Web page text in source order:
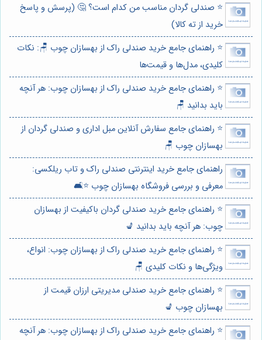
⭐️ صندلی گردان مناسب من کدام است؟ 🤔 (پرسش و پاسخ
خرید از ته کالا)
⭐️ راهنمای جامع خرید صندلی راک از بهسازان چوب 🪑: نکات
کلیدی، مدل‌ها و قیمت‌ها
⭐️ راهنمای جامع خرید صندلی راک از بهسازان چوب: هر آنچه
باید بدانید 🪑
⭐️ راهنمای جامع سفارش آنلاین مبل اداری و صندلی گردان از
بهسازان چوب 🪑
راهنمای جامع خرید اینترنتی صندلی راک و تاب ریلکسی:
معرفی و بررسی فروشگاه بهسازان چوب ⭐️🛋️
⭐️ راهنمای جامع خرید صندلی گردان باکیفیت از بهسازان
چوب: هر آنچه باید بدانید 💺
⭐️ راهنمای جامع خرید صندلی راک از بهسازان چوب: انواع،
ویژگی‌ها و نکات کلیدی 🪑
⭐️ راهنمای جامع خرید صندلی مدیریتی ارزان قیمت از
بهسازان چوب 💺
⭐️ راهنمای جامع خرید صندلی راک از بهسازان چوب: هر آنچه